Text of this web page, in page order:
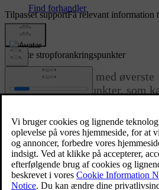
Tilpasset supportFå relevant information
Log ind
Opdateret 30.03.2026
Øverste stropforankringspunkter
Din bil er udstyret med øverste
stropforankringspunkter, som
Placeringer af forankringspunkter til
De øverste stropforankringspunkter er